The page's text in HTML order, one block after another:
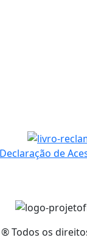
Declaração de
® Todos os